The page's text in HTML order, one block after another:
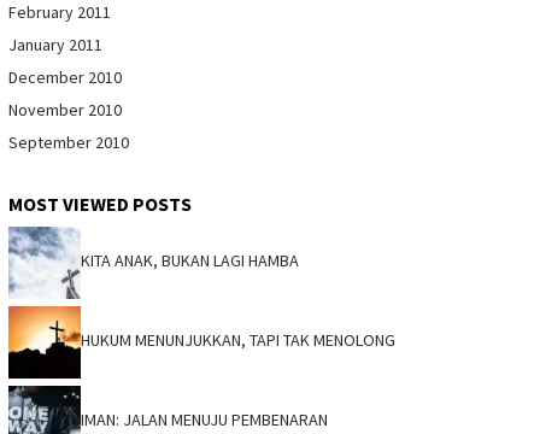
February 2011
January 2011
December 2010
November 2010
September 2010
MOST VIEWED POSTS
KITA ANAK, BUKAN LAGI HAMBA
HUKUM MENUNJUKKAN, TAPI TAK MENOLONG
IMAN: JALAN MENUJU PEMBENARAN